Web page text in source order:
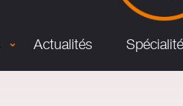
Actualités